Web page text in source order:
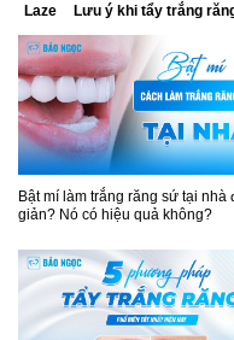
Laze Lưu ý khi tẩy trắng
Bật mí làm trắng răng sứ tại nhà
giản? Nó có hiệu quả không?